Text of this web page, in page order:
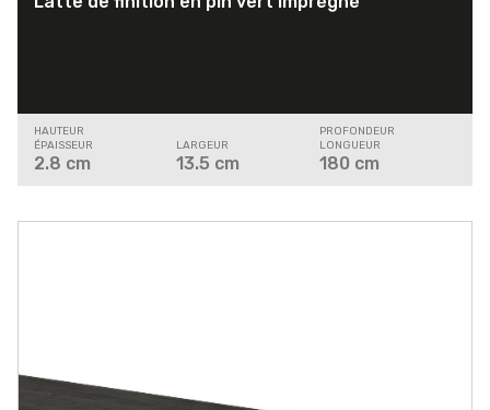
HAUTEUR
ÉPAISSEUR
2.8 cm
LARGEUR
13.5 cm
PROFONDEUR
LONGUEUR
180 cm